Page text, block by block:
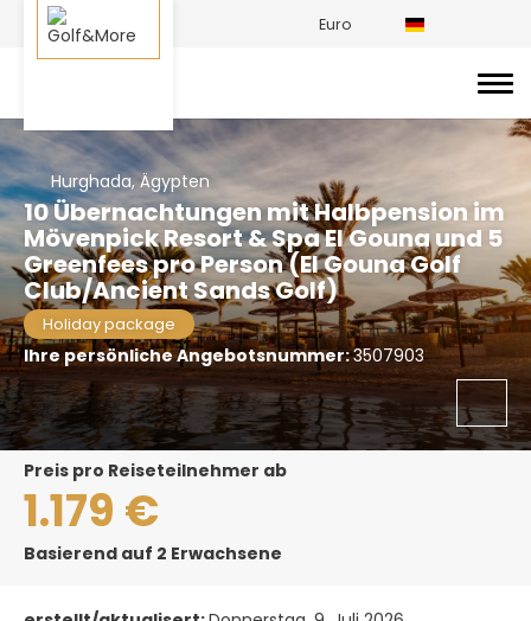
Euro
Hurghada, Ägypten
10 Übernachtungen mit Halbpension im
Mövenpick Resort & Spa El Gouna und 5
Greenfees pro Person (El Gouna Golf
Club/Ancient Sands Golf)
Holiday package
Ihre persönliche Angebotsnummer:3507903
Preis pro Reiseteilnehmer ab
1.179 €
Basierend auf 2 Erwachsene